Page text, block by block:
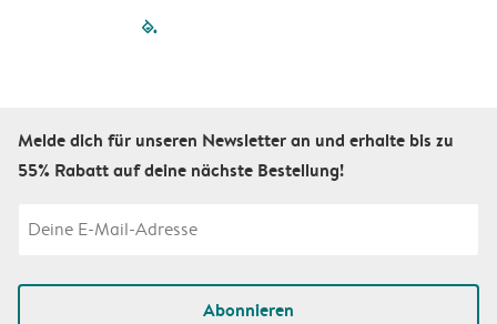
filled-pagination
Melde dich für unseren Newsletter an und erhalte bis zu
55% Rabatt auf deine nächste Bestellung!
Abonnieren